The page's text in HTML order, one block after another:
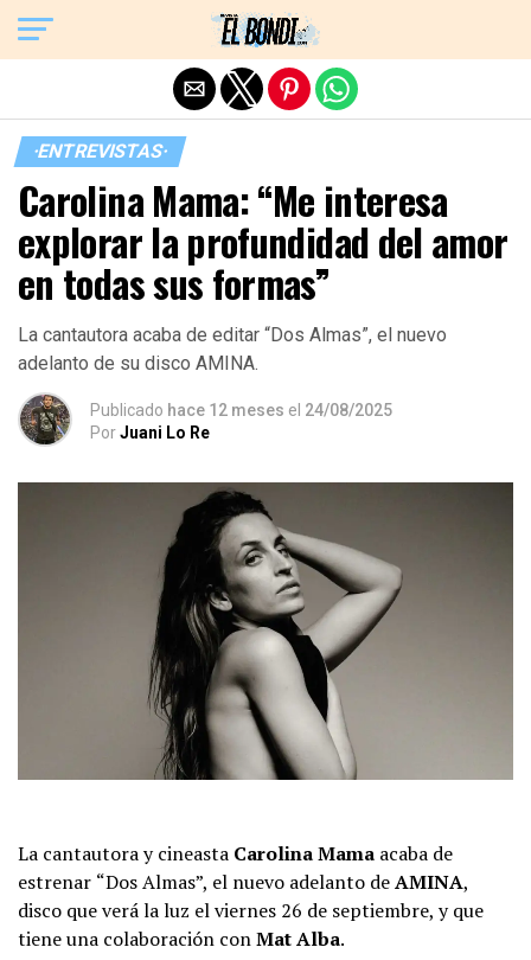
·ENTREVISTAS·
Carolina Mama: “Me interesa
explorar la profundidad del amor
en todas sus formas”
La cantautora acaba de editar “Dos Almas”, el nuevo
adelanto de su disco AMINA.
Publicado hace 12 meses el 24/08/2025
PorJuani Lo Re
La cantautora y cineasta Carolina Mama acaba de
estrenar “Dos Almas”, el nuevo adelanto deAMINA,
disco que verá la luz el viernes 26 de septiembre, y que
tiene una colaboración conMat Alba.
Exit mobile version